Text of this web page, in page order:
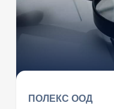
ПОЛЕКС ООД